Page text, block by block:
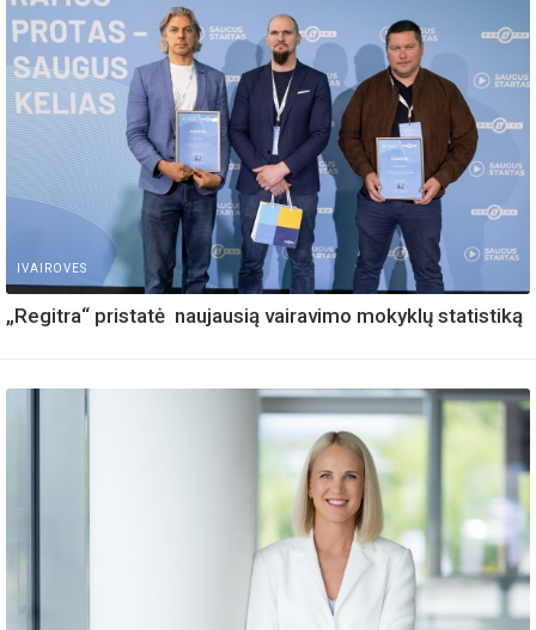
IVAIROVES
„Regitra“ pristatė naujausią vairavimo mokyklų statistiką